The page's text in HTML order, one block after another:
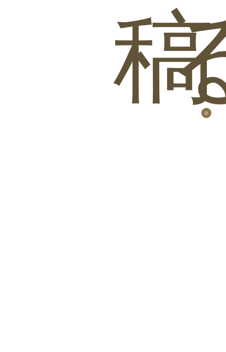
稿
0
オーク材 天然木す
Reoak【リオー
ク】ベッドフレー
ムのみ セミダブル
オーク材 天然木す
のこベッド
Reoak【リオー
ク】ベッドフレー
ムのみ ダブル